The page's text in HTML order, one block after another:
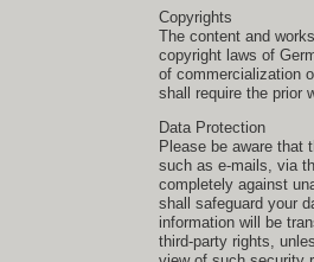
Copyrights
The content and
copyright laws of
of commercialization
shall require the prior
Data Protection
Please be aware that
such as e-mails, via
completely against
shall safeguard your
information will be
third-party rights,